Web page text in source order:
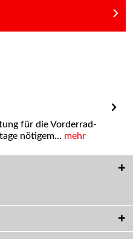
für die Vorderrad-
nötigem... mehr